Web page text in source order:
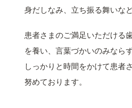
身だしなみ、立ち振る舞いな
患者さまのご満足いただける
を養い、言葉づかいのみなら
しっかりと時間をかけて患者
努めております。